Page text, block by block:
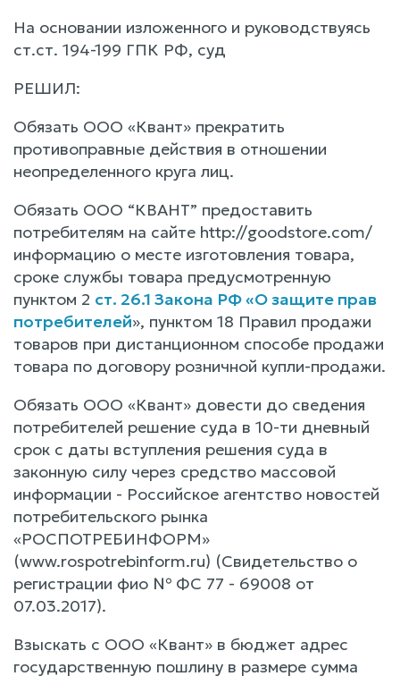
На основании изложенного и руководствуясь
ст.ст. 194-199 ГПК РФ, суд
РЕШИЛ:
Обязать ООО «Квант» прекратить
противоправные действия в отношении
неопределенного круга лиц.
Обязать ООО “КВАНТ” предоставить
потребителям на сайте http://goodstore.com/
информацию о месте изготовления товара,
сроке службы товара предусмотренную
пунктом 2 ст. 26.1 Закона РФ «О защите прав
потребителей», пунктом 18 Правил продажи
товаров при дистанционном способе продажи
товара по договору розничной купли-продажи.
Обязать ООО «Квант» довести до сведения
потребителей решение суда в 10-ти дневный
срок с даты вступления решения суда в
законную силу через средство массовой
информации - Российское агентство новостей
потребительского рынка
«РОСПОТРЕБИНФОРМ»
(www.rospotrebinform.ru) (Свидетельство о
регистрации фио № ФС 77 - 69008 от
07.03.2017).
Взыскать с ООО «Квант» в бюджет адрес
государственную пошлину в размере сумма